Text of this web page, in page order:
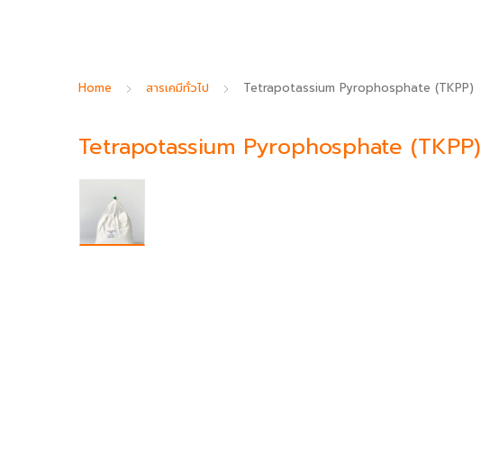
Home สารเคมีทั่วไป Tetrapotassium Pyrophosphate (TKPP)
Tetrapotassium Pyrophosphate (TKPP)